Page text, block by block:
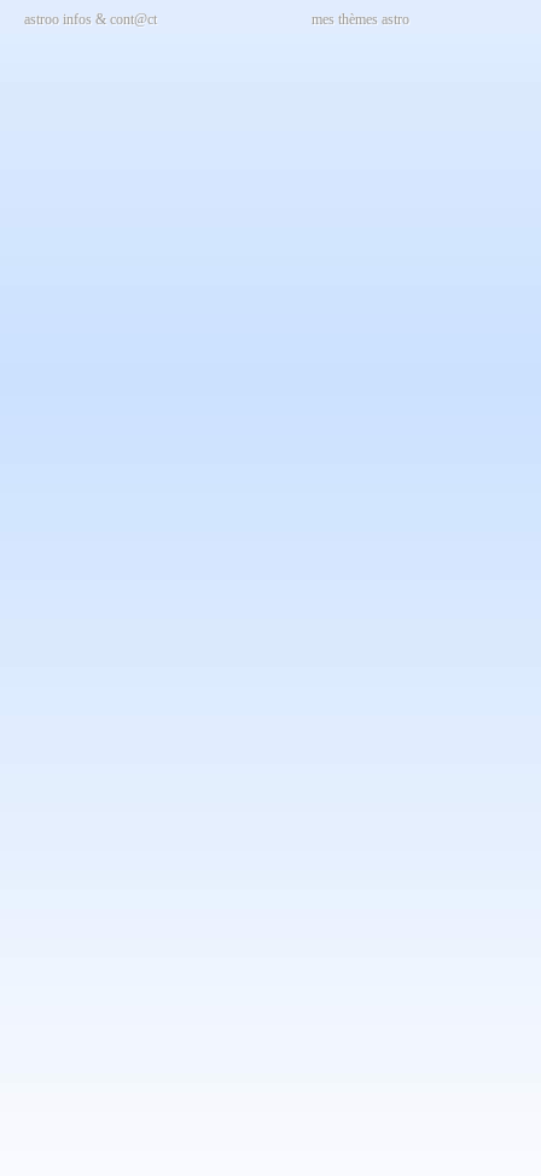
astroo infos & cont@ct mes thèmes astro